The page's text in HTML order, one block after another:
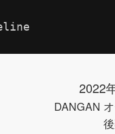
2022
DANGAN